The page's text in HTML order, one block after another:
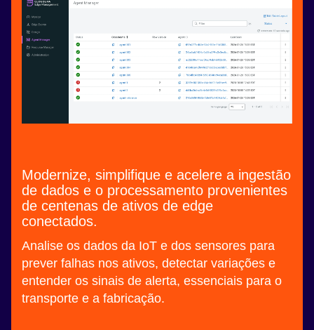
Modernize, simplifique e acelere a ingestão
de dados e o processamento provenientes
de centenas de ativos de edge
conectados.
Analise os dados da IoT e dos sensores para
prever falhas nos ativos, detectar variações e
entender os sinais de alerta, essenciais para o
transporte e a fabricação.